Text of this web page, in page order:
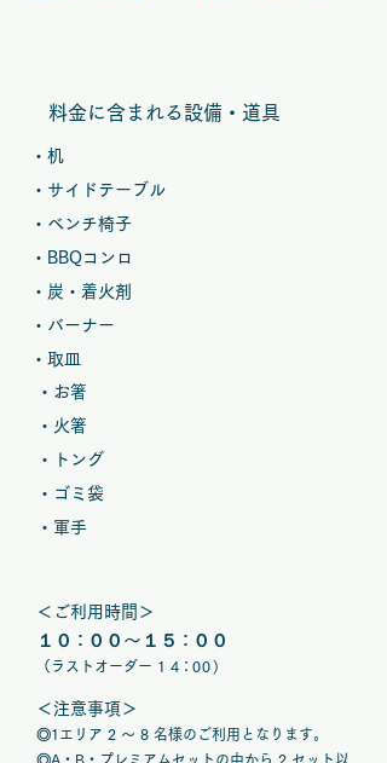
料金に含まれる設備・道具
・机
・サイドテーブル
・ベンチ椅子
・BBQコンロ
・炭・着火剤
・バーナー
・取皿
・お箸
・火箸
・トング
・ゴミ袋
・軍手
＜ご利用時間＞
１ ０： ００〜１ ５： ００
（ラストオーダー 1 4 ：0 0)
＜注意事項＞
◎1エリア 2 〜 8 名様のご利用となります。
◎A・B・プレミアムセットの中から 2 セット以